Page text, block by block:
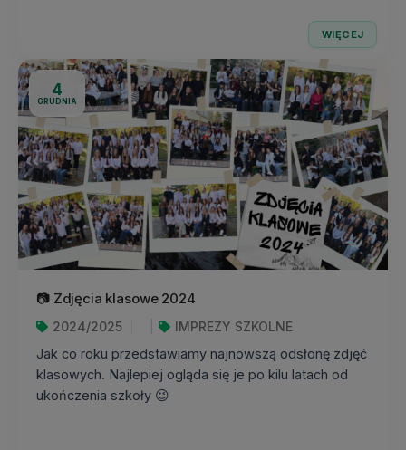
WIĘCEJ
4
GRUDNIA
📷 Zdjęcia klasowe 2024
2024/2025
IMPREZY SZKOLNE
Jak co roku przedstawiamy najnowszą odsłonę zdjęć
klasowych. Najlepiej ogląda się je po kilu latach od
ukończenia szkoły 😉